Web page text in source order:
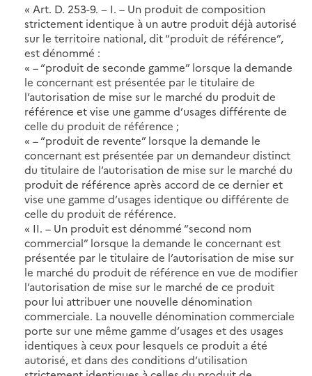
« Art. D. 253-9. − I. – Un produit de composition
strictement identique à un autre produit déjà autorisé
sur le territoire national, dit “produit de référence”,
est dénommé :
« – “produit de seconde gamme” lorsque la demande
le concernant est présentée par le titulaire de
l’autorisation de mise sur le marché du produit de
référence et vise une gamme d’usages différente de
celle du produit de référence ;
« – “produit de revente” lorsque la demande le
concernant est présentée par un demandeur distinct
du titulaire de l’autorisation de mise sur le marché du
produit de référence après accord de ce dernier et
vise une gamme d’usages identique ou différente de
celle du produit de référence.
« II. – Un produit est dénommé “second nom
commercial” lorsque la demande le concernant est
présentée par le titulaire de l’autorisation de mise sur
le marché du produit de référence en vue de modifier
l’autorisation de mise sur le marché de ce produit
pour lui attribuer une nouvelle dénomination
commerciale. La nouvelle dénomination commerciale
porte sur une même gamme d’usages et des usages
identiques à ceux pour lesquels ce produit a été
autorisé, et dans des conditions d’utilisation